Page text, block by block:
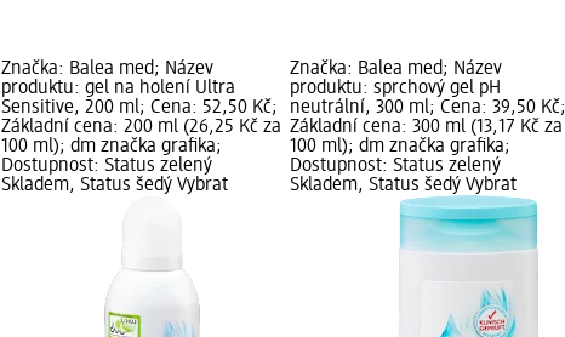
Značka: Balea med; Název
produktu: gel na holení Ultra
Sensitive, 200 ml; Cena: 52,50 Kč;
Základní cena: 200 ml (26,25 Kč za
100 ml); dm značka grafika;
Dostupnost: Status zelený
Skladem, Status šedý Vybrat
Značka: Balea med; Název
produktu: sprchový gel pH
neutrální, 300 ml; Cena: 39,50 Kč;
Základní cena: 300 ml (13,17 Kč za
100 ml); dm značka grafika;
Dostupnost: Status zelený
Skladem, Status šedý Vybrat